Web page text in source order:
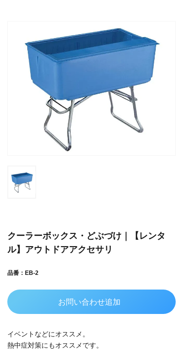
クーラーボックス・どぶづけ｜【レンタ
ル】アウトドアアクセサリ
品番：EB-2
お問い合わせ追加
イベントなどにオススメ。
熱中症対策にもオススメです。